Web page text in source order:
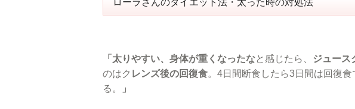
ローラさんのダイエット法・太った時の対処法
「太りやすい、身体が重くなったなと感じたら、 ジュース
のはク レンズ後の回復食。4日間断食したら3日間は回復
る。
」